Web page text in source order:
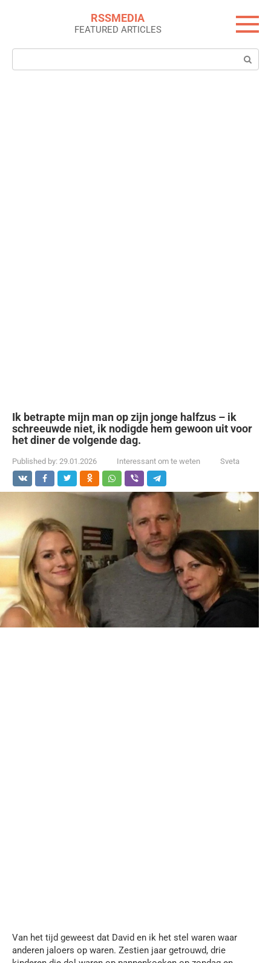
RSSMEDIA
FEATURED ARTICLES
Search:
Ik betrapte mijn man op zijn jonge halfzus – ik
schreeuwde niet, ik nodigde hem gewoon uit voor
het diner de volgende dag.
Published by: 29.01.2026 Interessant om te weten Sveta
Van het tijd geweest dat David en ik het stel waren waar
anderen jaloers op waren. Zestien jaar getrouwd, drie